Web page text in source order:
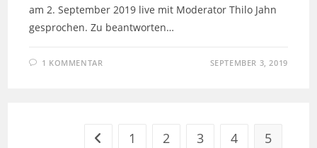
am 2. September 2019 live mit Moderator Thilo Jahn
gesprochen. Zu beantworten…
1 KOMMENTAR SEPTEMBER 3, 2019
Zur vorherigen Seite
1 2 3 4 5